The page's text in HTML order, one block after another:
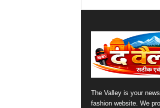
The Valley is your
fashion website. We